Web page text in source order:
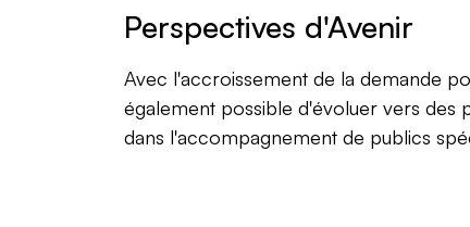
Perspectives d'Avenir
Avec l'accroissement de la demande
également possible d'évoluer vers des
dans l'accompagnement de publics